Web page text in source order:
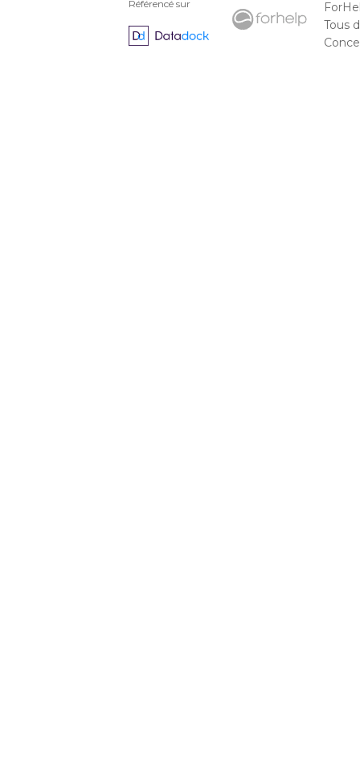
Référencé sur
Tous